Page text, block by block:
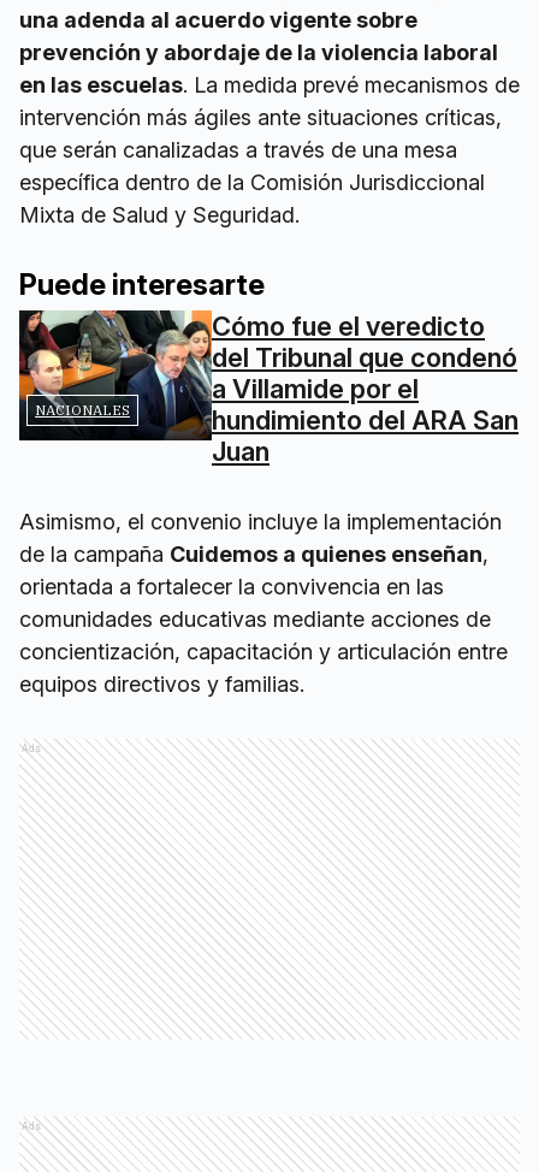
una adenda al acuerdo vigente sobre
prevención y abordaje de la violencia laboral
en las escuelas. La medida prevé mecanismos de
intervención más ágiles ante situaciones críticas,
que serán canalizadas a través de una mesa
específica dentro de la Comisión Jurisdiccional
Mixta de Salud y Seguridad.
Puede interesarte
NACIONALES
Cómo fue el veredicto
del Tribunal que condenó
a Villamide por el
hundimiento del ARA San
Juan
Asimismo, el convenio incluye la implementación
de la campaña Cuidemos a quienes enseñan,
orientada a fortalecer la convivencia en las
comunidades educativas mediante acciones de
concientización, capacitación y articulación entre
equipos directivos y familias.
Ads
Ads